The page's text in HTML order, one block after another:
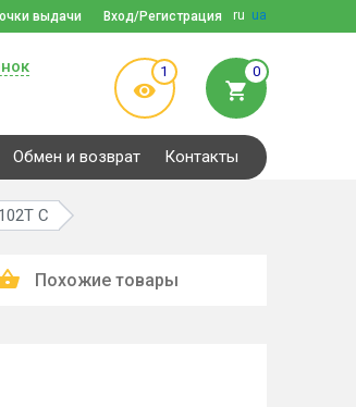
ru ua
Вход/Регистрация
выдачи
1 0
Обмен и возврат Контакты
C
Похожие товары